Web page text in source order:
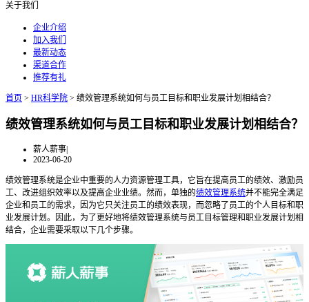
关于我们
企业介绍
加入我们
最新动态
渠道合作
推荐有礼
首页 > HR科学院 > 绩效管理系统如何与员工目标和职业发展计划相结合？
绩效管理系统如何与员工目标和职业发展计划相结合？
薪人薪事|
2023-06-20
绩效管理系统是企业中重要的人力资源管理工具，它旨在提高员工的绩效、激励员
工、改进组织效率以及提高企业业绩。然而，单独的绩效管理系统并不能完全满足
企业和员工的需求，因为它只关注员工的绩效表现，而忽略了员工的个人目标和职
业发展计划。因此，为了更好地将绩效管理系统与员工目标管理和职业发展计划相
结合，企业需要采取以下几个步骤。